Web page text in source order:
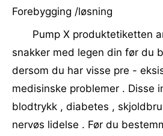
Forebygging /løsning
Pump X produktetiketten
snakker med legen din før du
dersom du har visse pre -
medisinske problemer . Disse
blodtrykk , diabetes ,
nervøs lidelse . Før du